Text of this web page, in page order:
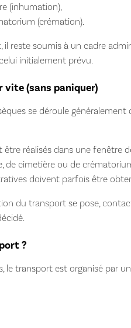
(inhumation),
(crémation).
il reste soumis à un cadre
initialement prévu.
vite (sans paniquer)
se déroule
réalisés dans une fenêtre
de cimetière ou de
doivent parfois être
du transport se pose,
?
le transport est organisé par